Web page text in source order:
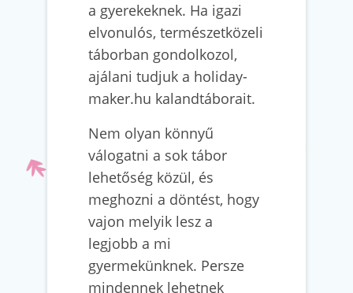
a gyerekeknek. Ha igazi
elvonulós, természetközeli
táborban gondolkozol,
ajálani tudjuk a holiday-
maker.hu kalandtáborait.
Nem olyan könnyű
válogatni a sok tábor
lehetőség közül, és
meghozni a döntést, hogy
vajon melyik lesz a
legjobb a mi
gyermekünknek. Persze
mindennek lehetnek